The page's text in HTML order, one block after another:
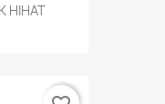
HIHAT